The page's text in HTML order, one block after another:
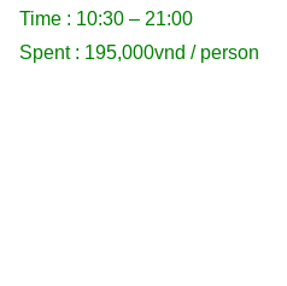
Time : 10:30 – 21:00
Spent : 195,000vnd / person